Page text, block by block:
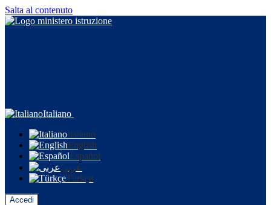
Salta al contenuto
Italiano
Italiano
English
Español
عربى
Türkçe
Accedi